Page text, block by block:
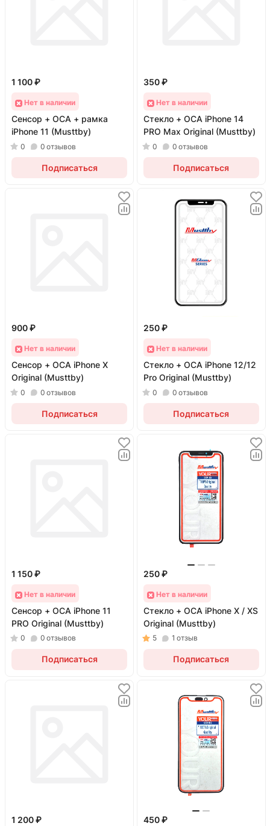
1 100 ₽
Нет в наличии
Сенсор + OCA + рамка
iPhone 11 (Musttby)
0 0 отзывов
Подписаться
350 ₽
Нет в наличии
Стекло + OCA iPhone 14
PRO Max Original (Musttby)
0 0 отзывов
Подписаться
900 ₽
Нет в наличии
Сенсор + OCA iPhone X
Original (Musttby)
0 0 отзывов
Подписаться
250 ₽
Нет в наличии
Стекло + OCA iPhone 12/12
Pro Original (Musttby)
0 0 отзывов
Подписаться
1 150 ₽
Нет в наличии
Сенсор + OCA iPhone 11
PRO Original (Musttby)
0 0 отзывов
Подписаться
250 ₽
Нет в наличии
Стекло + OCA iPhone X / XS
Original (Musttby)
5 1 отзыв
Подписаться
1 200 ₽ 450 ₽